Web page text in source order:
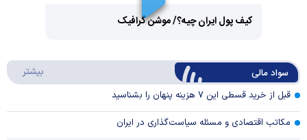
Video
کیف پول ایران چیه؟/ موشن گرافیک
سواد مالی بیشتر
قبل از خرید قسطی این ۷ هزینه پنهان را بشناسید
مکاتب اقتصادی و مسئله سیاست‌گذاری در ایران